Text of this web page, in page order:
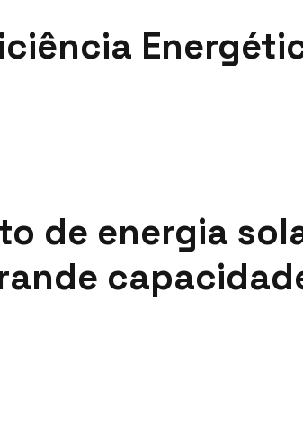
de energia